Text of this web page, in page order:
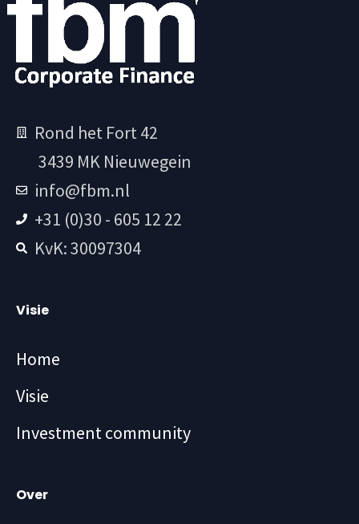
Rond het Fort 42
3439 MK Nieuwegein
info@fbm.nl
+31 (0)30 - 605 12 22
KvK: 30097304
Visie
Home
Visie
Investment community
Over